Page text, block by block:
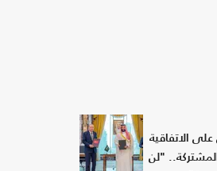
على الاتفاقية
المشتركة.. "لن